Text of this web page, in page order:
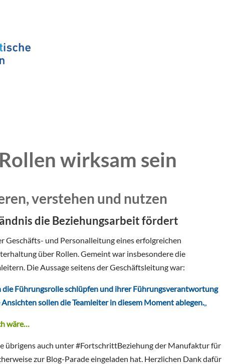
wirksam sein
verstehen und nutzen
die Beziehungsarbeit fördert
Geschäfts- und Personalleitung eines erfolgreichen
über Rollen. Gemeint war insbesondere die
Die Aussage seitens der Geschäftsleitung war:
die Führungsrolle schlüpfen und ihrer Führungsverantwortung
sollen die Teamleiter in diesem Moment ablegen.
wäre…
übrigens auch unter #FortschrittBeziehung der Manufaktur für
zur Blog-Parade eingeladen hat. Herzlichen Dank dafür